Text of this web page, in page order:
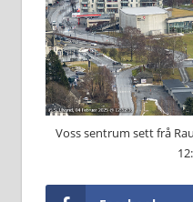
Voss sentrum sett frå